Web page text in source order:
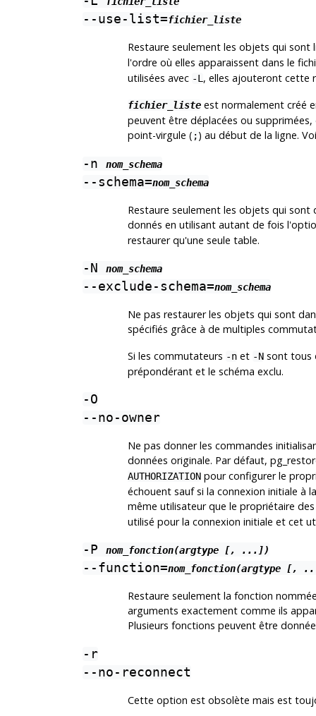
--use-list=fichier_liste
Restaure seulement les objets qui sont
l'ordre où elles apparaissent dans le
utilisées avec -L , elles ajouteront cette
fichier_listeest normalement créé
peuvent être déplacées ou
point-virgule ( ;) au début de la ligne.
-n nom_schema
--schema=nom_schema
Restaure seulement les objets qui sont
donnés en utilisant autant de fois
restaurer qu'une seule table.
-N nom_schema
--exclude-schema=nom_schema
Ne pas restaurer les objets qui sont
spécifiés grâce à de multiples
Si les commutateurs -net -Nsont tous
prépondérant et le schéma exclu.
-O
--no-owner
Ne pas donner les commandes
données originale. Par défaut,
AUTHORIZATIONpour configurer le
échouent sauf si la connexion initiale à
même utilisateur que le propriétaire
utilisé pour la connexion initiale et cet
-P nom_fonction(argtype [, ...])
--function=nom_fonction(argtype [,
Restaure seulement la fonction
arguments exactement comme ils
Plusieurs fonctions peuvent être
-r
--no-reconnect
Cette option est obsolète mais est